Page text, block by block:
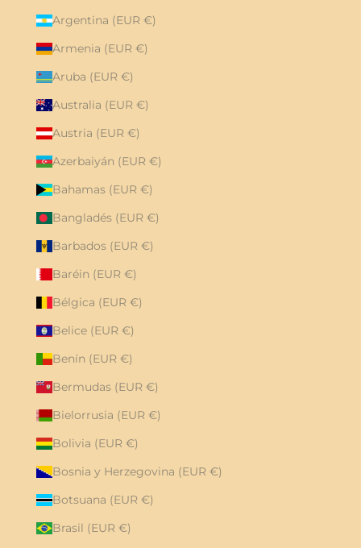
Argentina (EUR €)
Armenia (EUR €)
Aruba (EUR €)
Australia (EUR €)
Austria (EUR €)
Azerbaiyán (EUR €)
Bahamas (EUR €)
Bangladés (EUR €)
Barbados (EUR €)
Baréin (EUR €)
Bélgica (EUR €)
Belice (EUR €)
Benín (EUR €)
Bermudas (EUR €)
Bielorrusia (EUR €)
Bolivia (EUR €)
Bosnia y Herzegovina (EUR €)
Botsuana (EUR €)
Brasil (EUR €)